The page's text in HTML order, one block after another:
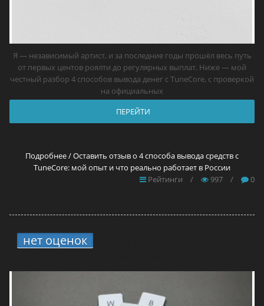
Я — независимый артист, и за последние годы прошёл весь путь
от первых центов роялти до регулярных выплат. Ниже — мой
честный разбор 4 способов вывода денег с TuneCore, с проверкой
на официальных
ПЕРЕЙТИ
Подробнее / Оставить отзыв о 4 способа вывода средств с
TuneCore: мой опыт и что реально работает в России
Рейтинги
/ 997 / 0
нет оценок